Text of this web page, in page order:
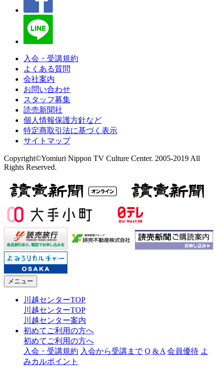
入会・受講規約
よくある質問
会社案内
お問い合わせ
スタッフ募集
読売新聞社
個人情報保護方針など
特定商取引法に基づく表示
サイトマップ
Copyright©Yomiuri Nippon TV Culture Center. 2005-2019 All
Rights Reserved.
メニュー
川越センターTOP
川越センターTOP
川越センター案内
初めてご利用の方へ
初めてご利用の方へ
入会・受講規約 入会から受講まで Q & A 会員優待 よ
みカルポイント